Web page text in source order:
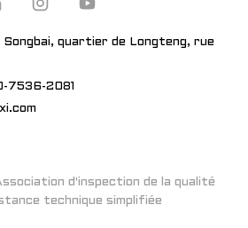
quartier de Longteng, rue
7536-2081
d'inspection de la qualité
technique simplifiée